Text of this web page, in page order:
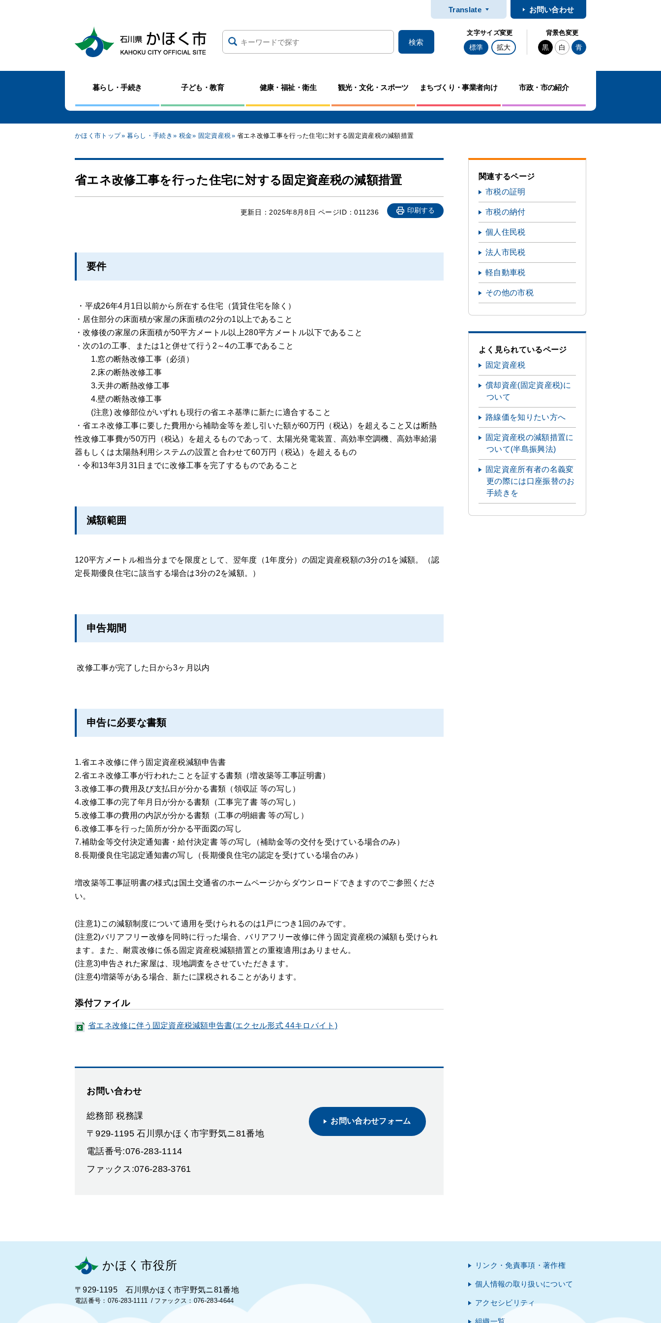
Translate
お問い合わせ
検索
文字サイズ変更
標準 拡大
背景色変更
黒 白 青
暮らし・手続き 子ども・教育 健康・福祉・衛生 観光・文化・スポーツ まちづくり・事業者向け 市政・市の紹介
かほく市トップ 暮らし・手続き 税金 固定資産税 省エネ改修工事を行った住宅に対する固定資産税の減額措置
省エネ改修工事を行った住宅に対する固定資産税の減額措置
更新日： 2025年8月8日 ページID：011236 印刷する
要件
・平成26年4月1日以前から所在する住宅（賃貸住宅を除く）
・居住部分の床面積が家屋の床面積の2分の1以上であること
・改修後の家屋の床面積が50平方メートル以上280平方メートル以下であること
・次の1の工事、または1と併せて行う2～4の工事であること
1.窓の断熱改修工事（必須）
2.床の断熱改修工事
3.天井の断熱改修工事
4.壁の断熱改修工事
(注意) 改修部位がいずれも現行の省エネ基準に新たに適合すること
・省エネ改修工事に要した費用から補助金等を差し引いた額が60万円（税込）を超えること又は断熱
性改修工事費が50万円（税込）を超えるものであって、太陽光発電装置、高効率空調機、高効率給湯
器もしくは太陽熱利用システムの設置と合わせて60万円（税込）を超えるもの
・令和13年3月31日までに改修工事を完了するものであること
減額範囲
120平方メートル相当分までを限度として、翌年度（1年度分）の固定資産税額の3分の1を減額。（認
定長期優良住宅に該当する場合は3分の2を減額。）
申告期間
改修工事が完了した日から3ヶ月以内
申告に必要な書類
1.省エネ改修に伴う固定資産税減額申告書
2.省エネ改修工事が行われたことを証する書類（増改築等工事証明書）
3.改修工事の費用及び支払日が分かる書類（領収証 等の写し）
4.改修工事の完了年月日が分かる書類（工事完了書 等の写し）
5.改修工事の費用の内訳が分かる書類（工事の明細書 等の写し）
6.改修工事を行った箇所が分かる平面図の写し
7.補助金等交付決定通知書・給付決定書 等の写し（補助金等の交付を受けている場合のみ）
8.長期優良住宅認定通知書の写し（長期優良住宅の認定を受けている場合のみ）
増改築等工事証明書の様式は国土交通省のホームページからダウンロードできますのでご参照くださ
い。
(注意1)この減額制度について適用を受けられるのは1戸につき1回のみです。
(注意2)バリアフリー改修を同時に行った場合、バリアフリー改修に伴う固定資産税の減額も受けられ
ます。また、耐震改修に係る固定資産税減額措置との重複適用はありません。
(注意3)申告された家屋は、現地調査をさせていただきます。
(注意4)増築等がある場合、新たに課税されることがあります。
添付ファイル
省エネ改修に伴う固定資産税減額申告書(エクセル形式 44キロバイト)
お問い合わせ
総務部 税務課
〒929-1195 石川県かほく市宇野気ニ81番地
電話番号:076-283-1114
ファックス:076-283-3761
お問い合わせフォーム
関連するページ
市税の証明
市税の納付
個人住民税
法人市民税
軽自動車税
その他の市税
よく見られているページ
固定資産税
償却資産(固定資産税)に
ついて
路線価を知りたい方へ
固定資産税の減額措置に
ついて(半島振興法)
固定資産所有者の名義変
更の際には口座振替のお
手続きを
かほく市役所
〒929-1195 石川県かほく市宇野気ニ81番地
電話番号：076-283-1111 ファックス：076-283-4644
リンク・免責事項・著作権
個人情報の取り扱いについて
アクセシビリティ